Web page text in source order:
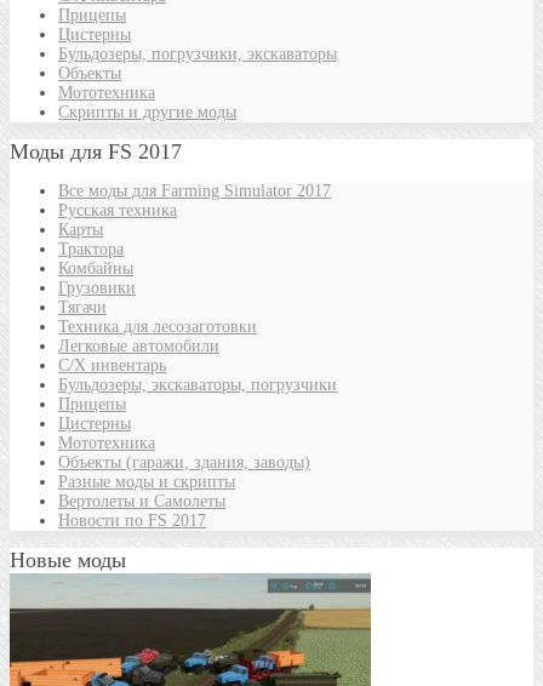
Прицепы
Цистерны
Бульдозеры, погрузчики, экскаваторы
Объекты
Мототехника
Скрипты и другие моды
Моды для FS 2017
Все моды для Farming Simulator 2017
Русская техника
Карты
Трактора
Комбайны
Грузовики
Тягачи
Техника для лесозаготовки
Легковые автомобили
С/Х инвентарь
Бульдозеры, экскаваторы, погрузчики
Прицепы
Цистерны
Мототехника
Объекты (гаражи, здания, заводы)
Разные моды и скрипты
Вертолеты и Самолеты
Новости по FS 2017
Новые моды